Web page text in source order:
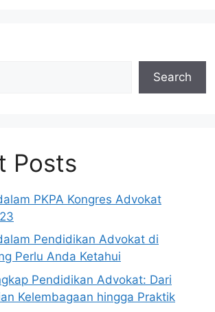
Search
Posts
PKPA Kongres Advokat
Pendidikan Advokat di
Perlu Anda Ketahui
Pendidikan Advokat: Dari
Kelembagaan hingga Praktik